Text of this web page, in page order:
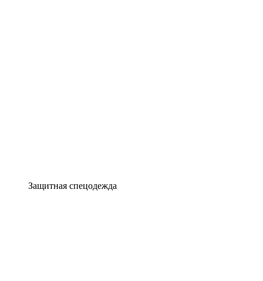
Защитная спецодежда